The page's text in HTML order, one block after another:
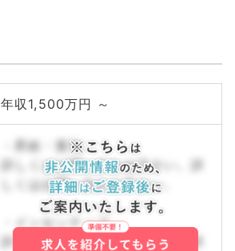
年収1,500万円 ～
・昇給・賞与
詳しくはお問い合わせ下さい。詳
しくはお問い合わせ下さい。
・インセンティブ
詳しくはお問い合わせ下さい。詳